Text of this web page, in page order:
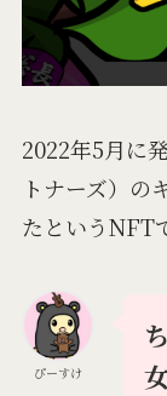
2022年5月に
トナーズ）の
たというNFT
ぴーすけ